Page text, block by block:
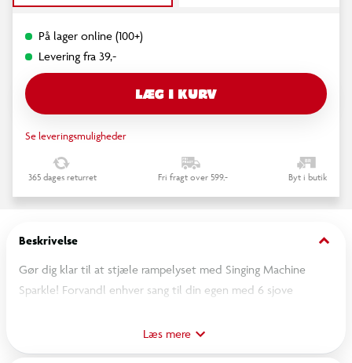
På lager online (100+)
Levering fra 39,-
LÆG I KURV
Se leveringsmuligheder
365 dages returret Fri fragt over 599,- Byt i butik
Beskrivelse keyboard_arrow_down
Gør dig klar til at stjæle rampelyset med Singing Machine
Sparkle! Forvandl enhver sang til din egen med 6 sjove
optræden. Slip din indre stjerne fri med funktionen, der
fjerner hovedvokalen, så din stemme kan skinne igennem.
Læs mere